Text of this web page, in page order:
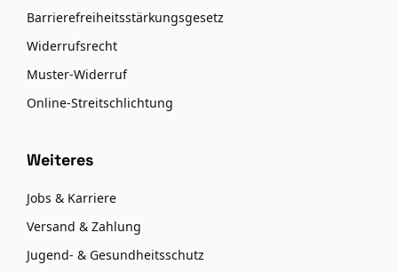
Barrierefreiheitsstärkungsgesetz
Widerrufsrecht
Muster-Widerruf
Online-Streitschlichtung
Weiteres
Jobs & Karriere
Versand & Zahlung
Jugend- & Gesundheitsschutz